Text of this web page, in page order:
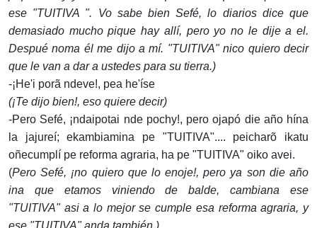
ese "TUITIVA ". Vo sabe bien Sefé, lo diarios dice que
demasiado mucho pique hay allí, pero yo no le dije a el.
Despué noma él me dijo a mí. "TUITIVA" nico quiero decir
que le van a dar a ustedes para su tierra.)
-¡He'i porã ndeve!, pea he'íse
(¡Te dijo bien!, eso quiere decir)
-Pero Sefé, ¡ndaipotai nde pochy!, pero ojapó die año hína
la jajureí; ekambiamina pe "TUITIVA".... peicharõ ikatu
oñecumplí pe reforma agraria, ha pe "TUITIVA" oiko avei.
(Pero Sefé, ¡no quiero que lo enoje!, pero ya son die año
ina que etamos viniendo de balde, cambiana ese
"TUITIVA" asi a lo mejor se cumple esa reforma agraria, y